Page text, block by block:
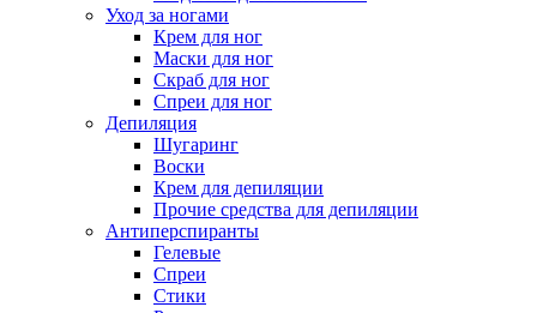
Уход за ногами
Крем для ног
Маски для ног
Скраб для ног
Спреи для ног
Депиляция
Шугаринг
Воски
Крем для депиляции
Прочие средства для депиляции
Антиперспиранты
Гелевые
Спреи
Стики